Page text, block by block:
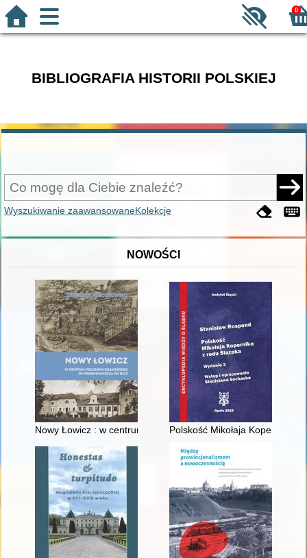
0
BIBLIOGRAFIA HISTORII POLSKIEJ
Wyszukiwanie zaawansowaneKolekcje
NOWOŚCI
Nowy Łowicz : w centrum poligonu drawskiego od
Polskość Mikołaja Kopernika z